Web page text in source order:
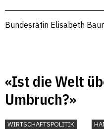
Bundesrätin Elisabeth
«Ist die Welt
Umbruch?»
WIRTSCHAFTSPOLITIK